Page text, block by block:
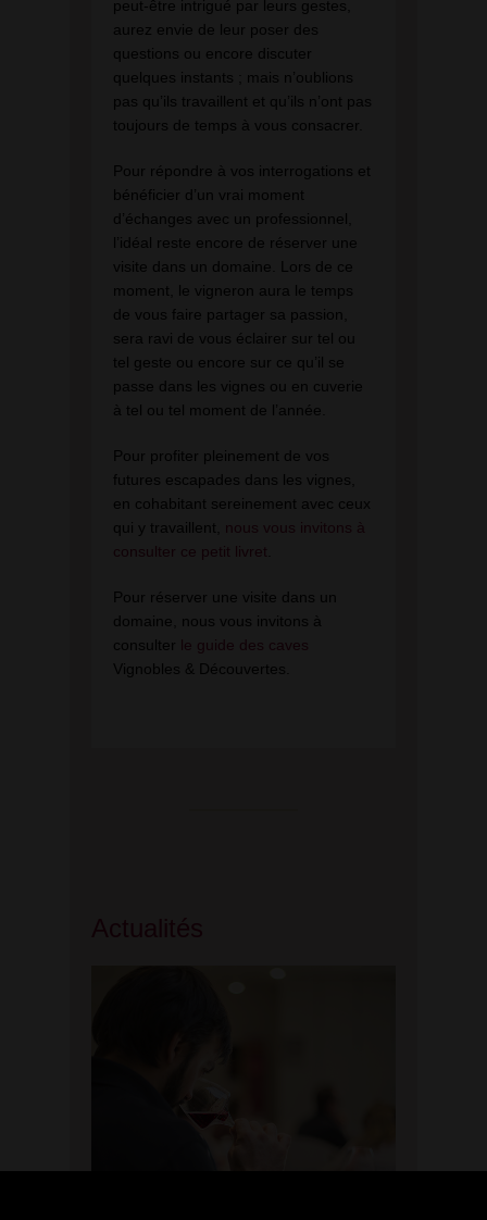
peut-être intrigué par leurs gestes,
aurez envie de leur poser des
questions ou encore discuter
quelques instants ; mais n’oublions
pas qu’ils travaillent et qu’ils n’ont pas
toujours de temps à vous consacrer.
Pour répondre à vos interrogations et
bénéficier d’un vrai moment
d’échanges avec un professionnel,
l’idéal reste encore de réserver une
visite dans un domaine. Lors de ce
moment, le vigneron aura le temps
de vous faire partager sa passion,
sera ravi de vous éclairer sur tel ou
tel geste ou encore sur ce qu’il se
passe dans les vignes ou en cuverie
à tel ou tel moment de l’année.
Pour profiter pleinement de vos
futures escapades dans les vignes,
en cohabitant sereinement avec ceux
qui y travaillent, nous vous invitons à
consulter ce petit livret
Pour réserver une visite dans un
domaine, nous vous invitons à
consulter le guide des caves
Vignobles & Découvertes.